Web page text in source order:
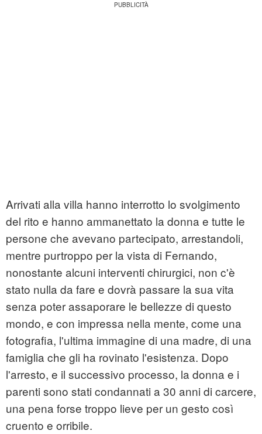
Arrivati alla villa hanno interrotto lo svolgimento
del rito e hanno ammanettato la donna e tutte le
persone che avevano partecipato, arrestandoli,
mentre purtroppo per la vista di Fernando,
nonostante alcuni interventi chirurgici, non c'è
stato nulla da fare e dovrà passare la sua vita
senza poter assaporare le bellezze di questo
mondo, e con impressa nella mente, come una
fotografia, l'ultima immagine di una madre, di una
famiglia che gli ha rovinato l'esistenza. Dopo
l'arresto, e il successivo processo, la donna e i
parenti sono stati condannati a 30 anni di carcere,
una pena forse troppo lieve per un gesto così
cruento e orribile.